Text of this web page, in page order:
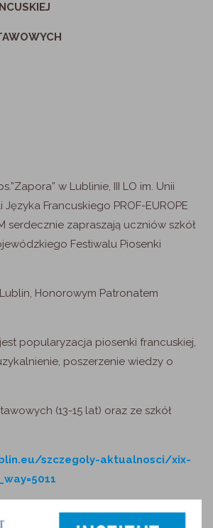
w Lublinie, III LO im. Unii
Francuskiego PROF-EUROPE
serdecznie zapraszają uczniów szkół
Festiwalu Piosenki
Honorowym Patronatem
popularyzacja piosenki francuskiej,
poszerzenie wiedzy o
(13-15 lat) oraz ze szkół
szczegoly-aktualnosci/xix-